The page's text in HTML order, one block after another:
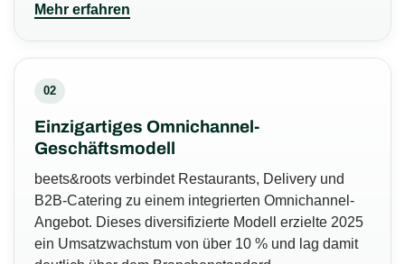
Mehr erfahren
02
Einzigartiges Omnichannel-
Geschäftsmodell
beets&roots verbindet Restaurants, Delivery und
B2B-Catering zu einem integrierten Omnichannel-
Angebot. Dieses diversifizierte Modell erzielte 2025
ein Umsatzwachstum von über 10 % und lag damit